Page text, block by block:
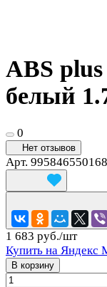
ABS
белый
0
Нет отзывов
Арт. 995846550168
1 683 руб./шт
Купить на Яндекс
В корзину